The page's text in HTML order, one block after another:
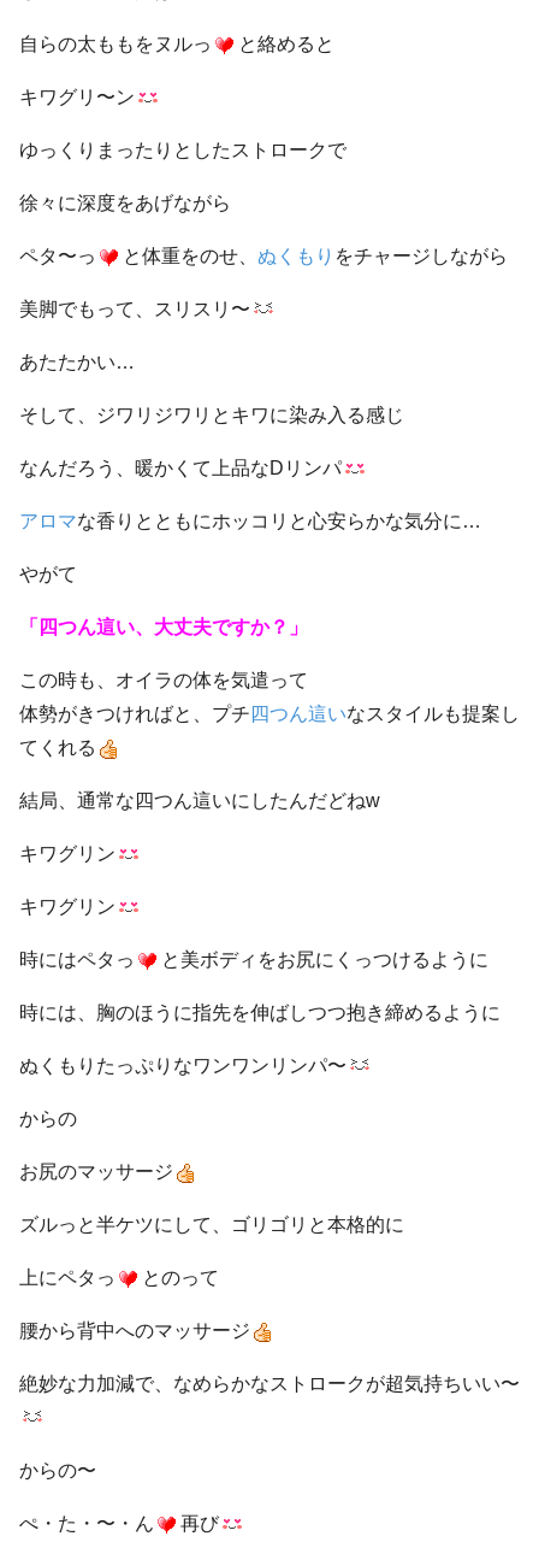
自らの太ももをヌルっ と絡めると
キワグリ〜ン
ゆっくりまったりとしたストロークで
徐々に深度をあげながら
ペタ〜っ と体重をのせ、 ぬくもり をチャージしながら
美脚でもって、スリスリ〜
あたたかい…
そして、ジワリジワリとキワに染み入る感じ
なんだろう、暖かくて上品なDリンパ
アロマな香りとともにホッコリと心安らかな気分に…
やがて
「四つん這い、大丈夫ですか？」
この時も、オイラの体を気遣って
体勢がきつければと、プチ 四つん這いなスタイルも提案し
てくれる
結局、通常な四つん這いにしたんだどねw
キワグリン
キワグリン
時にはペタっ と美ボディをお尻にくっつけるように
時には、胸のほうに指先を伸ばしつつ抱き締めるように
ぬくもりたっぷりなワンワンリンパ〜
からの
お尻のマッサージ
ズルっと半ケツにして、ゴリゴリと本格的に
上にペタっ とのって
腰から背中へのマッサージ
絶妙な力加減で、なめらかなストロークが超気持ちいい〜
からの〜
ぺ・た・〜・ん 再び